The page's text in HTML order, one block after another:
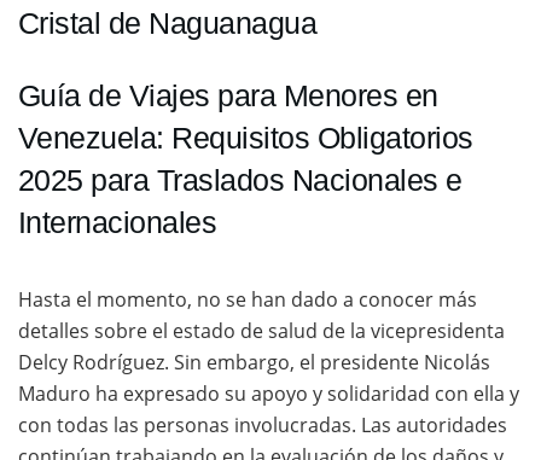
Cristal de Naguanagua
Guía de Viajes para Menores en
Venezuela: Requisitos Obligatorios
2025 para Traslados Nacionales e
Internacionales
Hasta el momento, no se han dado a conocer más
detalles sobre el estado de salud de la vicepresidenta
Delcy Rodríguez. Sin embargo, el presidente Nicolás
Maduro ha expresado su apoyo y solidaridad con ella y
con todas las personas involucradas. Las autoridades